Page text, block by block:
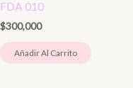
FDA 010
$300,000
Añadir Al Carrito